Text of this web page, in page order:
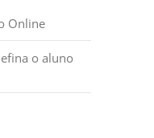
Online
o aluno